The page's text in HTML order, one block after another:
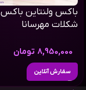
باکس ولنتاین باکس
شکلات مهرسانا
8,950,000 تومان
سفارش آنلاین